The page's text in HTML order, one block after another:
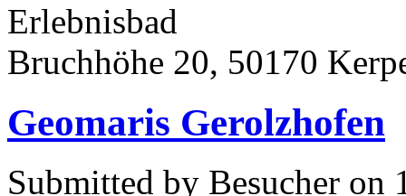
Erlebnisbad
Bruchhöhe 20, 50170
Geomaris Gerolzhofen
Submitted by Besucher on